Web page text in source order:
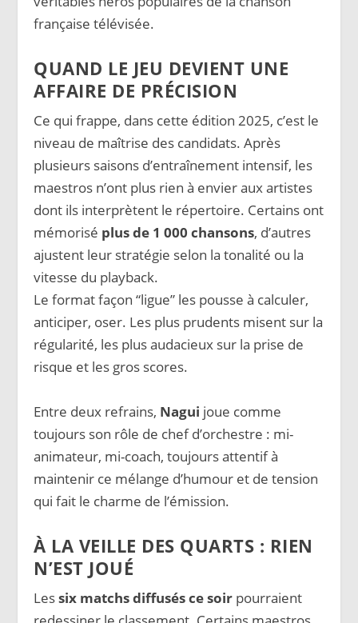
française télévisée.
QUAND LE JEU DEVIENT UNE
AFFAIRE DE PRÉCISION
Ce qui frappe, dans cette édition 2025, c’est le
niveau de maîtrise des candidats. Après
plusieurs saisons d’entraînement intensif, les
maestros n’ont plus rien à envier aux artistes
dont ils interprètent le répertoire. Certains ont
mémorisé plus de 1 000 chansons, d’autres
ajustent leur stratégie selon la tonalité ou la
vitesse du playback.
Le format façon “ligue” les pousse à calculer,
anticiper, oser. Les plus prudents misent sur la
régularité, les plus audacieux sur la prise de
risque et les gros scores.
Entre deux refrains, Nagui joue comme
toujours son rôle de chef d’orchestre : mi-
animateur, mi-coach, toujours attentif à
maintenir ce mélange d’humour et de tension
qui fait le charme de l’émission.
À LA VEILLE DES QUARTS : RIEN
N’EST JOUÉ
Lessix matchs diffusés ce soir pourraient